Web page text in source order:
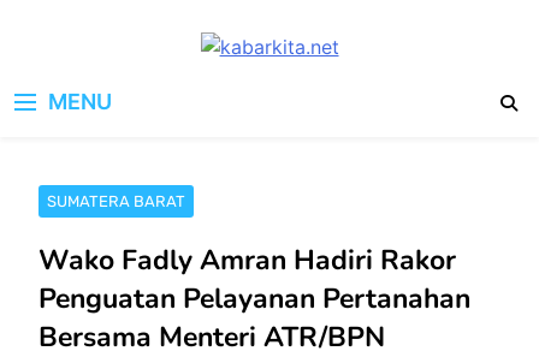
MENU
SUMATERA BARAT
Wako Fadly Amran Hadiri Rakor
Penguatan Pelayanan Pertanahan
Bersama Menteri ATR/BPN